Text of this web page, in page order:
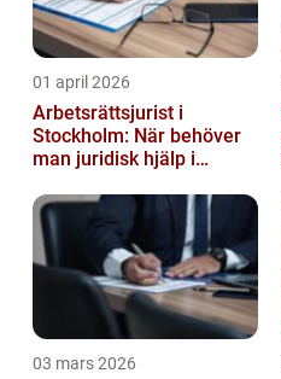
01 april 2026
Arbetsrättsjurist i
Stockholm: När behöver
man juridisk hjälp i
03 mars 2026